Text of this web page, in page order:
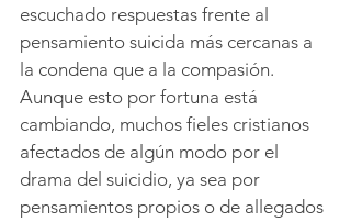
escuchado respuestas frente al
pensamiento suicida más cercanas a
la condena que a la compasión.
Aunque esto por fortuna está
cambiando, muchos fieles cristianos
afectados de algún modo por el
drama del suicidio, ya sea por
pensamientos propios o de allegados